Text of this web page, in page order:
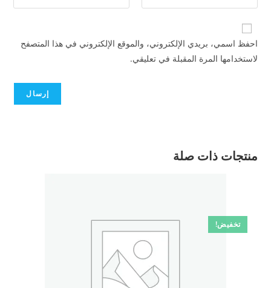
احفظ اسمي، بريدي الإلكتروني، والموقع الإلكتروني في هذا المتصفح
لاستخدامها المرة المقبلة في تعليقي.
منتجات ذات صلة
تخفيض!